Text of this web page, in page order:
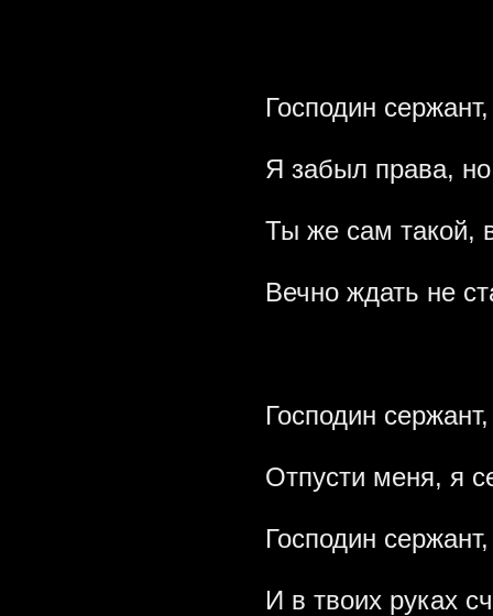
Господин
Я забыл права,
Ты же сам такой,
Вечно ждать не
Господин
Отпусти меня, я
Господин
И в твоих руках